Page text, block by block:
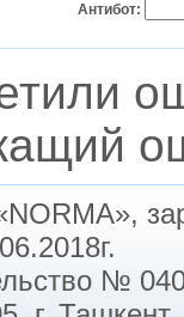
Антибот:
№